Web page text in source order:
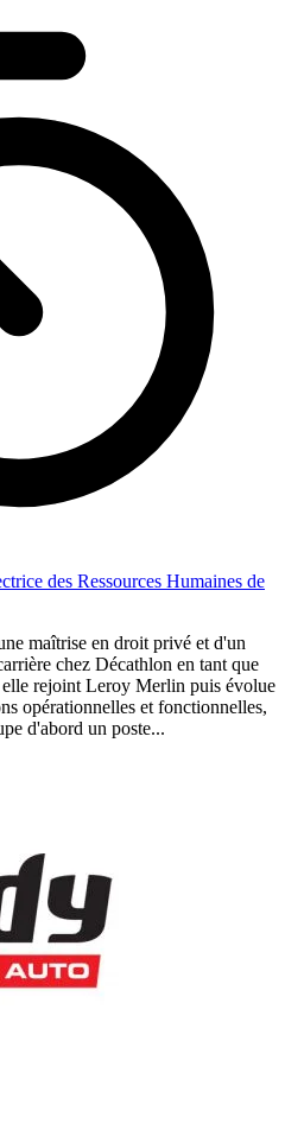
des Ressources Humaines de
maîtrise en droit privé et d'un
chez Décathlon en tant que
rejoint Leroy Merlin puis évolue
opérationnelles et fonctionnelles,
d'abord un poste...